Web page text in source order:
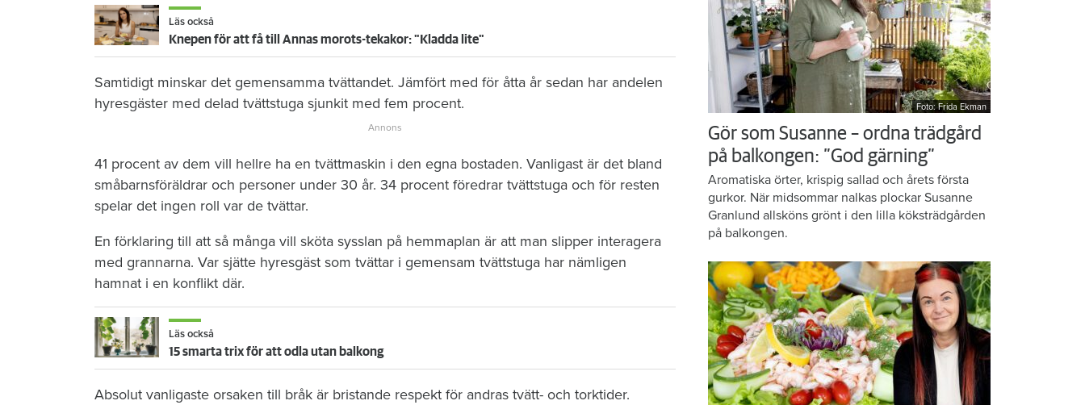
Läs också
Knepen för att få till Annas morots-tekakor: "Kladda lite"
Samtidigt minskar det gemensamma tvättandet. Jämfört med för åtta år sedan har andelen
hyresgäster med delad tvättstuga sjunkit med fem procent.
41 procent av dem vill hellre ha en tvättmaskin i den egna bostaden. Vanligast är det bland
småbarnsföräldrar och personer under 30 år. 34 procent föredrar tvättstuga och för resten
spelar det ingen roll var de tvättar.
En förklaring till att så många vill sköta sysslan på hemmaplan är att man slipper interagera
med grannarna. Var sjätte hyresgäst som tvättar i gemensam tvättstuga har nämligen
hamnat i en konflikt där.
Läs också
15 smarta trix för att odla utan balkong
Absolut vanligaste orsaken till bråk är bristande respekt för andras tvätt- och torktider.
Foto: Frida Ekman
Gör som Susanne – ordna trädgård
på balkongen: ”God gärning”
Aromatiska örter, krispig sallad och årets första
gurkor. När midsommar nalkas plockar Susanne
Granlund allsköns grönt i den lilla köksträdgården
på balkongen.